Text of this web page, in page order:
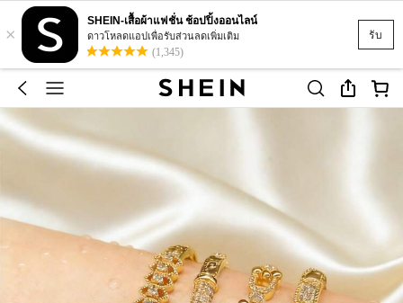
รับ
×
SHEIN-เสื้อผ้าแฟชั่น ช้อปปิ้งออนไลน์
ดาวโหลดแอปเพื่อรับส่วนลดเพิ่มเติม
(1,345)